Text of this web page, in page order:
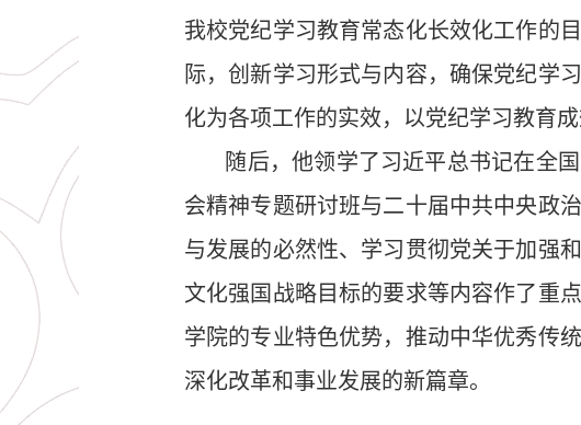
我校党纪学习教育常态化长效化工作的目
际，创新学习形式与内容，确保党纪学习
化为各项工作的实效，以党纪学习教育
随后，他领学了习近平总书记在全
会精神专题研讨班与二十届中共中央政
与发展的必然性、 学习贯彻党关于加强
文化强国战略目标的要求等内容作了重
学院的专业特色优势，推动中华优秀传统
深化改革和事业发展的新篇章。